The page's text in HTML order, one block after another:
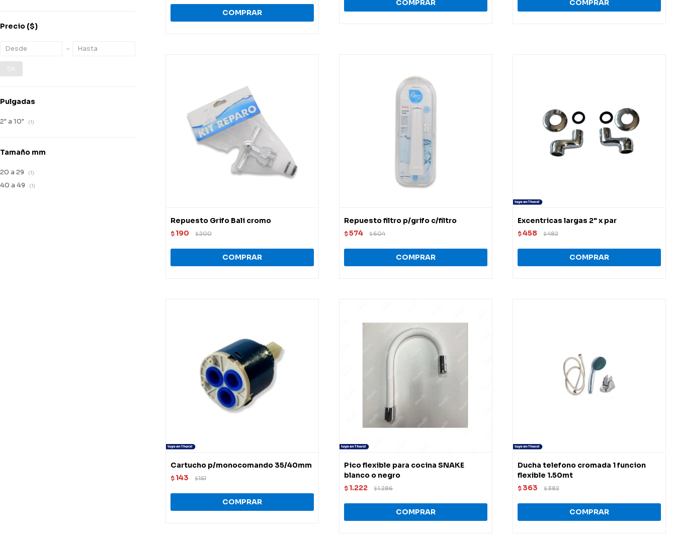
Repuesto Grifo Bali cromo
$ 190 $200
Repuesto filtro p/grifo c/filtro
$574 $604
Excentricas largas 2" x par
$458 $482
Cartucho p/monocomando 35/40mm
$ 143 $151
Pico flexible para cocina SNAKE
blanco o negro
$ 1.222 $1.286
Ducha telefono cromada 1 funcion
flexible 1.50mt
$ 363 $382
Precio ($)
OK
Pulgadas
2" a 10" (1)
Tamaño mm
20 a 29 (1)
40 a 49 (1)